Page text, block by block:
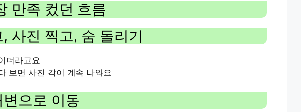
만족 컸던 흐름
사진 찍고, 숨 돌리기
더라고요
보면 사진 각이 계속 나와요
으로 이동